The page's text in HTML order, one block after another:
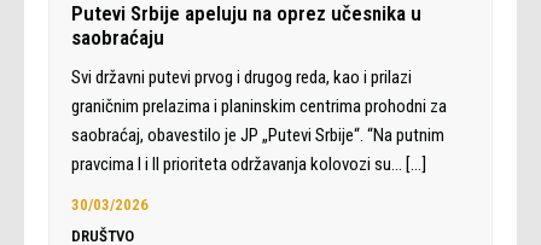
Putevi Srbije apeluju na oprez učesnika u
saobraćaju
Svi državni putevi prvog i drugog reda, kao i prilazi
graničnim prelazima i planinskim centrima prohodni za
saobraćaj, obavestilo je JP „Putevi Srbije“. “Na putnim
pravcima I i II prioriteta održavanja kolovozi su… […]
30/03/2026
DRUŠTVO